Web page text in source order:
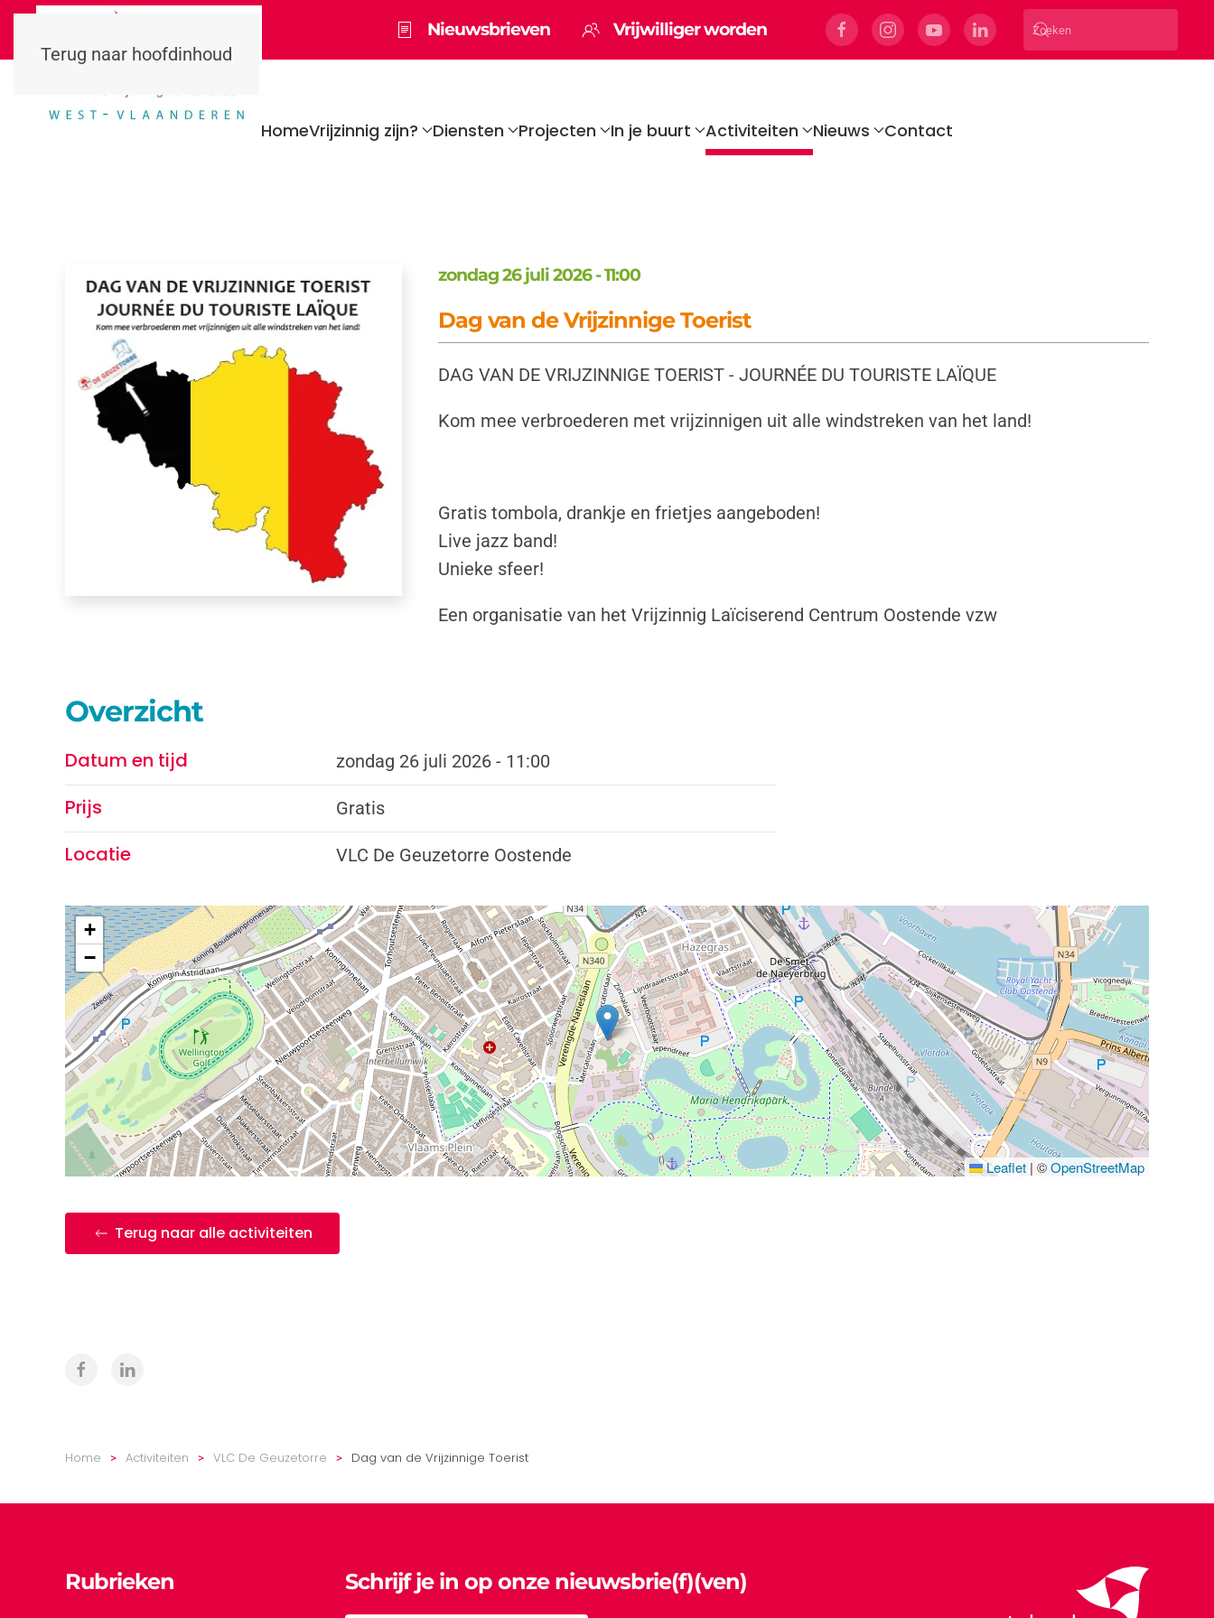
Terug naar hoofdinhoud
Nieuwsbrieven Vrijwilliger worden
HomeVrijzinnig zijn? Diensten Projecten In je buurt Activiteiten Nieuws Contact
zondag 26 juli 2026 - 11:00
Dag van de Vrijzinnige Toerist
DAG VAN DE VRIJZINNIGE TOERIST - JOURNÉE DU TOURISTE LAÏQUE
Kom mee verbroederen met vrijzinnigen uit alle windstreken van het land!
Gratis tombola, drankje en frietjes aangeboden!
Live jazz band!
Unieke sfeer!
Een organisatie van het Vrijzinnig Laïciserend Centrum Oostende vzw
Overzicht
Datum en tijd zondag 26 juli 2026 - 11:00
Prijs Gratis
Locatie VLC De Geuzetorre Oostende
+
−
Leaflet | ©OpenStreetMap
Terug naar alle activiteiten
Home Activiteiten VLC De Geuzetorre Dag van de Vrijzinnige Toerist
Rubrieken Schrijf je in op onze nieuwsbrie(f)(ven)